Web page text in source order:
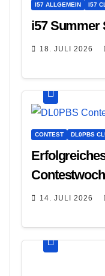
I57 ALLGEMEIN I57
i57 Summer
18. JULI 2026
CONTEST DL0PBS
14. JULI 2026